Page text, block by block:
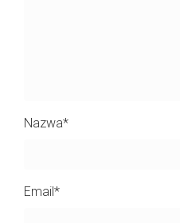
Nazwa*
Email*